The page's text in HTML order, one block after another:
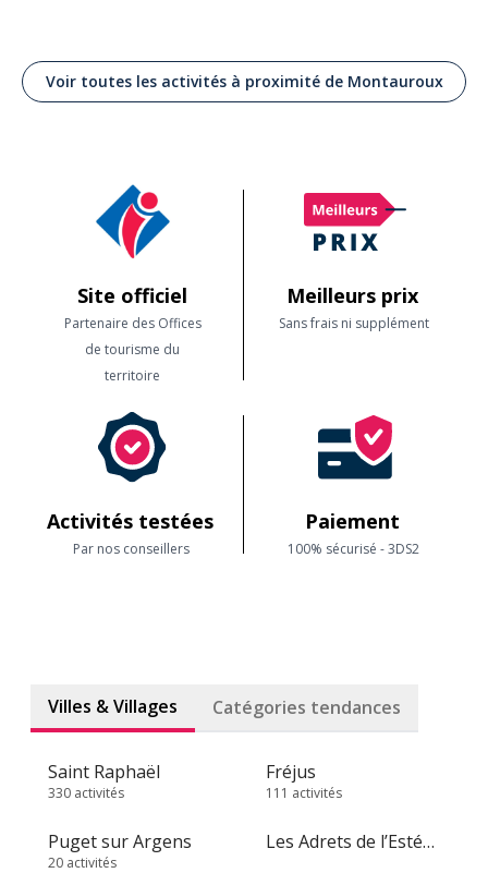
Voir toutes les activités à proximité de Montauroux
Site officiel
Partenaire des Offices
de tourisme du
territoire
Meilleurs prix
Sans frais ni supplément
Activités testées
Par nos conseillers
Paiement
100% sécurisé - 3DS2
Villes & Villages Catégories tendances
Saint Raphaël
330 activités
Fréjus
111 activités
Puget sur Argens
20 activités
Les Adrets de l’Estérel